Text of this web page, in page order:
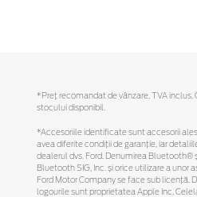
*Preţ recomandat de vânzare, TVA
stocului disponibil.
*Accesoriile identificate sunt accesorii
avea diferite condiții de garanție, iar
dealerul dvs. Ford. Denumirea Bluetooth®
Bluetooth SIG, Inc. și orice utilizare a unor
Ford Motor Company se face sub licență.
logourile sunt proprietatea Apple Inc.